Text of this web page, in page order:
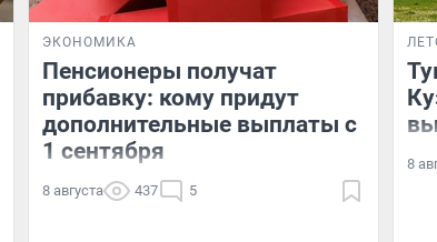
ЭКОНОМИКА
Пенсионеры получат
прибавку: кому придут
дополнительные выплаты с
1 сентября
8 августа 437 5
8